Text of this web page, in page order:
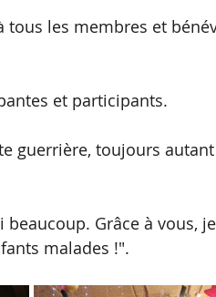
tous les membres et
et participants.
guerrière, toujours
beaucoup. Grâce à vous,
malades !".